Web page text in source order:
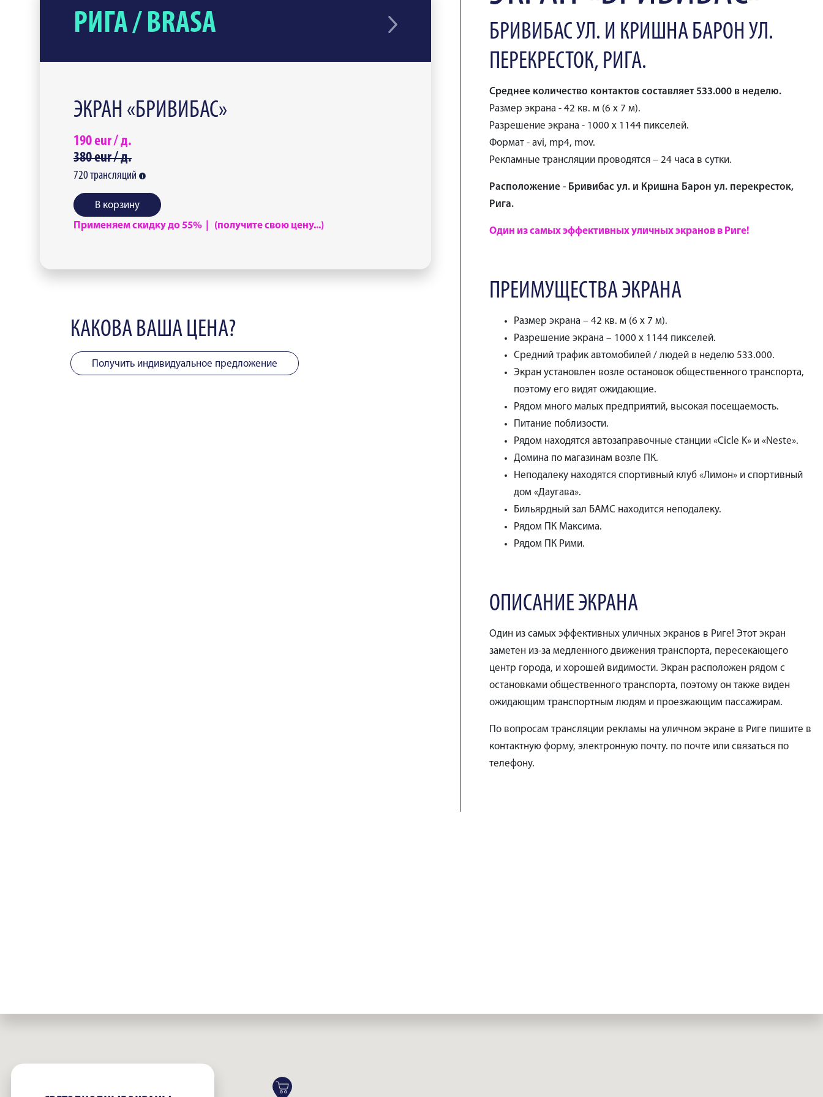
РИГА / BRASA
ЭКРАН «БРИВИБАС»
190eur /д.
380eur /д.
720трансляций
В корзину
Применяем скидку до 55% | (получите свою цену...)
КАКОВА ВАША ЦЕНА?
Получить индивидуальное предложение
БРИВИБАС УЛ. И КРИШНА БАРОН УЛ.
ПЕРЕКРЕСТОК, РИГА.
Среднее количество контактов составляет 533.000 в неделю.
Размер экрана - 42 кв. м (6 x 7 м).
Разрешение экрана - 1000 x 1144 пикселей.
Формат - avi, mp4, mov.
Рекламные трансляции проводятся – 24 часа в сутки.
Расположение - Бривибас ул. и Кришна Барон ул. перекресток,
Рига.
Один из самых эффективных уличных экранов в Риге!
ПРЕИМУЩЕСТВА ЭКРАНА
Размер экрана – 42 кв. м (6 x 7 м).
Разрешение экрана – 1000 x 1144 пикселей.
Средний трафик автомобилей / людей в неделю 533.000.
Экран установлен возле остановок общественного транспорта,
поэтому его видят ожидающие.
Рядом много малых предприятий, высокая посещаемость.
Питание поблизости.
Рядом находятся автозаправочные станции «Cicle K» и «Neste».
Домина по магазинам возле ПК.
Неподалеку находятся спортивный клуб «Лимон» и спортивный
дом «Даугава».
Бильярдный зал БАМС находится неподалеку.
Рядом ПК Максима.
Рядом ПК Рими.
ОПИСАНИЕ ЭКРАНА
Один из самых эффективных уличных экранов в Риге! Этот экран
заметен из-за медленного движения транспорта, пересекающего
центр города, и хорошей видимости. Экран расположен рядом с
остановками общественного транспорта, поэтому он также виден
ожидающим транспортным людям и проезжающим пассажирам.
По вопросам трансляции рекламы на уличном экране в Риге пишите в
контактную форму, электронную почту. по почте или связаться по
телефону.